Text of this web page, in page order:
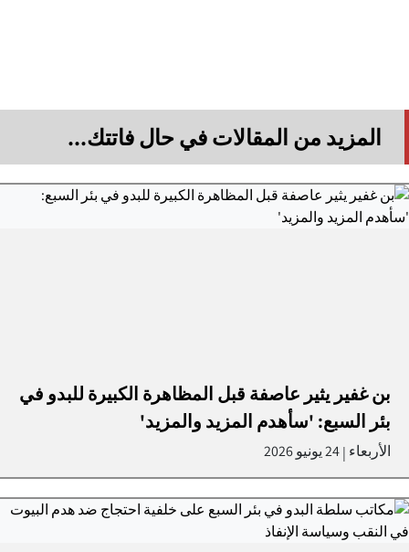
المزيد من المقالات في حال فاتتك...
بن غفير يثير عاصفة قبل المظاهرة الكبيرة للبدو في
بئر السبع: 'سأهدم المزيد والمزيد'
الأربعاء |24 يونيو 2026